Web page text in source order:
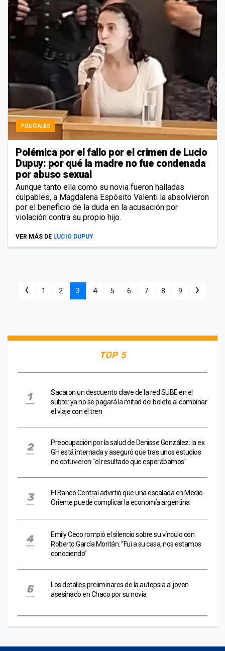
POLICIALES
Polémica por el fallo por el crimen de Lucio
Dupuy: por qué la madre no fue condenada
por abuso sexual
Aunque tanto ella como su novia fueron halladas
culpables, a Magdalena Espósito Valenti la absolvieron
por el beneficio de la duda en la acusación por
violación contra su propio hijo.
VER MÁS DE LUCIO DUPUY
‹ 1 2 3 4 5 6 7 8 9 ›
TOP 5
Sacaron un descuento clave de la red SUBE en el
subte: ya no se pagará la mitad del boleto al combinar
el viaje con el tren
Preocupación por la salud de Denisse González: la ex
GH está internada y aseguró que tras unos estudios
no obtuvieron "el resultado que esperábamos"
El Banco Central advirtió que una escalada en Medio
Oriente puede complicar la economía argentina
Emily Ceco rompió el silencio sobre su vínculo con
Roberto García Moritán: “Fui a su casa, nos estamos
conociendo”
Los detalles preliminares de la autopsia al joven
asesinado en Chaco por su novia